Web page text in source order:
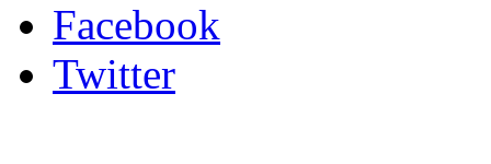
Facebook
Twitter